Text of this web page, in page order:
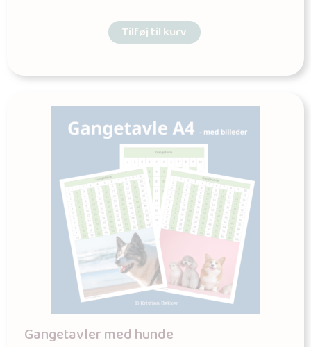
Tilføj til kurv
Gangetavler med hunde